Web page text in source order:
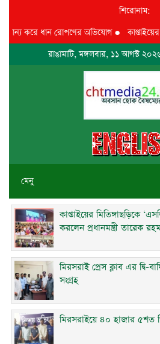
শিরোনাম:
করে ধান রোপণের অভিযোগ●কাপ্তাইয়ের
রাঙামাটি, মঙ্গলবার, ১১ আগস্ট
মেনু
কাপ্তাইয়ের মিতিঙ্গাছড়িকে
করলেন প্রধানমন্ত্রী তারেক
মিরসরাই প্রেস ক্লাব এর দ্বি-
সংগ্রহ
মিরসরাইয়ে ৪০ হাজার ৫শত